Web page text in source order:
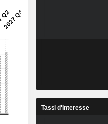
Tassi d'Interesse